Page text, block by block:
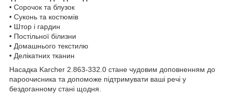
• Сорочок та блузок
• Суконь та костюмів
• Штор і гардин
• Постільної білизни
• Домашнього текстилю
• Делікатних тканин
Насадка Karcher 2.863-332.0 стане чудовим доповненням до
пароочисника та допоможе підтримувати ваші речі у
бездоганному стані щодня.